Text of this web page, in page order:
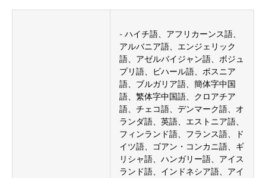
- ハイチ語、アフリカーンス語、
アルバニア語、エンジェリック
語、アゼルバイジャン語、ボジュ
プリ語、ビハール語、ボスニア
語、ブルガリア語、簡体字中国
語、繁体字中国語、クロアチア
語、チェコ語、デンマーク語、オ
ランダ語、英語、エストニア語、
フィンランド語、フランス語、ド
イツ語、ゴアン・コンカニ語、ギ
リシャ語、ハンガリー語、アイス
ランド語、インドネシア語、アイ